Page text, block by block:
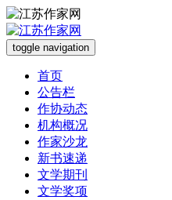
toggle navigation
首页
公告栏
作协动态
机构概况
作家沙龙
新书速递
文学期刊
文学奖项